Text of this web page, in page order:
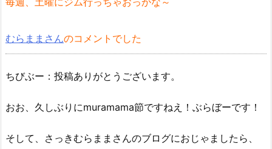
むらままさんのコメントでした
ちびぶー：投稿ありがとうございます。
おお、久しぶりにmuramama節ですねえ！ぶらぼーです！
そして、さっきむらままさんのブログにおじゃましたら、